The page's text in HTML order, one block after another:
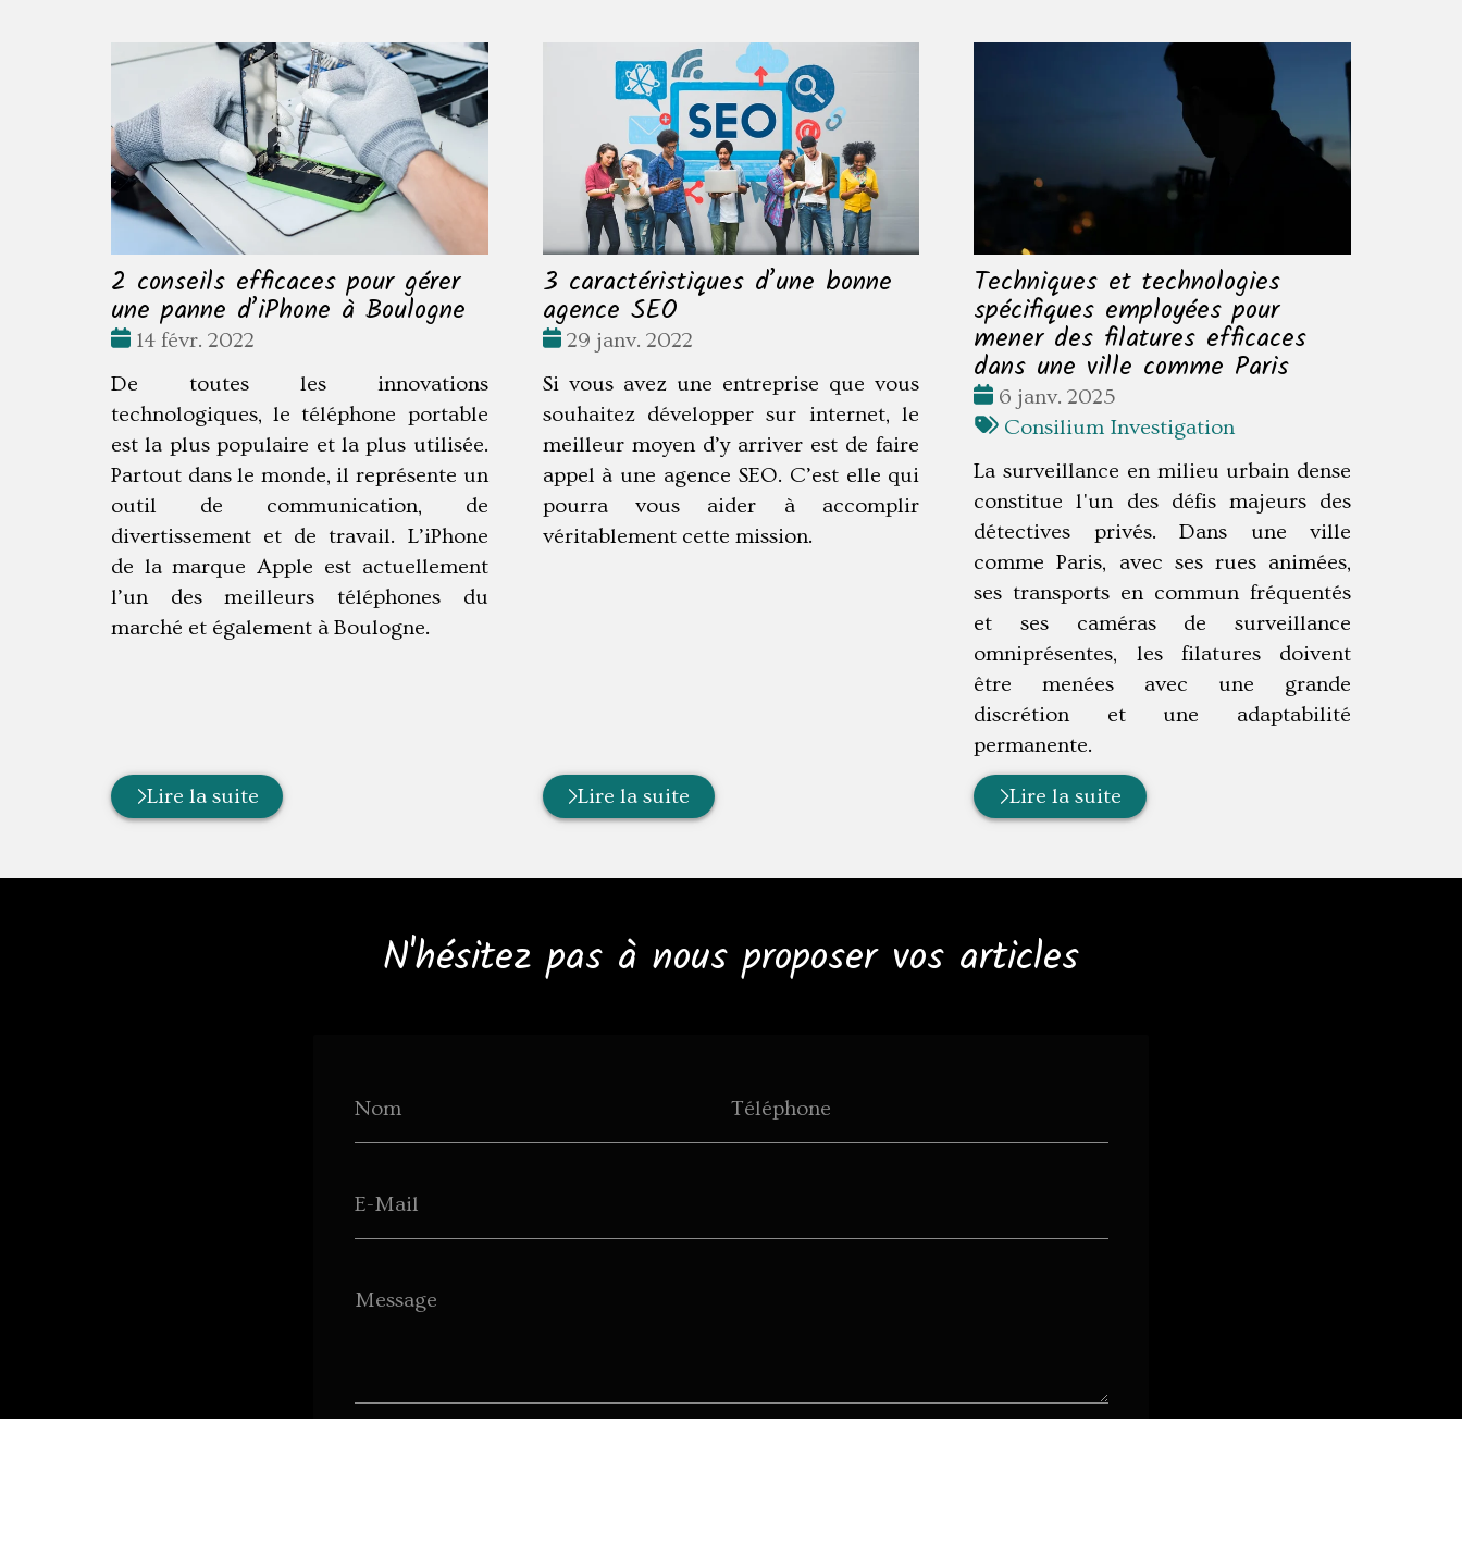
2 conseils efficaces pour gérer
une panne d’iPhone à Boulogne
Date
14 févr. 2022
De toutes les innovations
technologiques, le téléphone portable
est la plus populaire et la plus utilisée.
Partout dans le monde, il représente un
outil de communication, de
divertissement et de travail. L’iPhone
de la marque Apple est actuellement
l’un des meilleurs téléphones du
marché et également à Boulogne.
Lire la suite
3 caractéristiques d’une bonne
agence SEO
Date
29 janv. 2022
Si vous avez une entreprise que vous
souhaitez développer sur internet, le
meilleur moyen d’y arriver est de faire
appel à une agence SEO. C’est elle qui
pourra vous aider à accomplir
véritablement cette mission.
Lire la suite
Techniques et technologies
spécifiques employées pour
mener des filatures efficaces
dans une ville comme Paris
Date
:
6 janv. 2025
Tags
Consilium Investigation
La surveillance en milieu urbain dense
constitue l'un des défis majeurs des
détectives privés. Dans une ville
comme Paris, avec ses rues animées,
ses transports en commun fréquentés
et ses caméras de surveillance
omniprésentes, les filatures doivent
être menées avec une grande
discrétion et une adaptabilité
permanente.
Lire la suite
N'hésitez pas à nous proposer vos articles
Nom Téléphone
E-Mail
Message